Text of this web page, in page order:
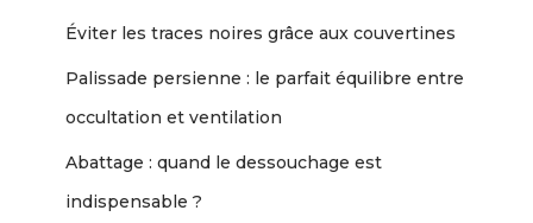
Éviter les traces noires grâce aux couvertines
Palissade persienne : le parfait équilibre entre
occultation et ventilation
Abattage : quand le dessouchage est
indispensable ?